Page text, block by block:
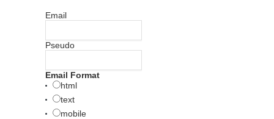
Email
Pseudo
Email Format
html
text
mobile